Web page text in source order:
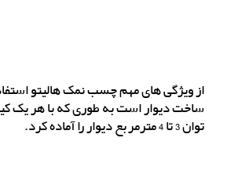
از ویژگی های مهم چسب نمک هالیتو
ساخت دیوار است به طوری که با هر یک
توان 3 تا 4 مترمربع دیوار را آماده کرد.